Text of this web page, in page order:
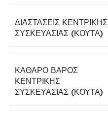
ΔΙΑΣΤΆΣΕΙΣ ΚΕΝΤΡΙΚΉΣ
ΣΥΣΚΕΥΑΣΊΑΣ (ΚΟΎΤΑ)
ΚΑΘΑΡΌ ΒΆΡΟΣ
ΚΕΝΤΡΙΚΉΣ
ΣΥΣΚΕΥΑΣΊΑΣ (ΚΟΎΤΑ)